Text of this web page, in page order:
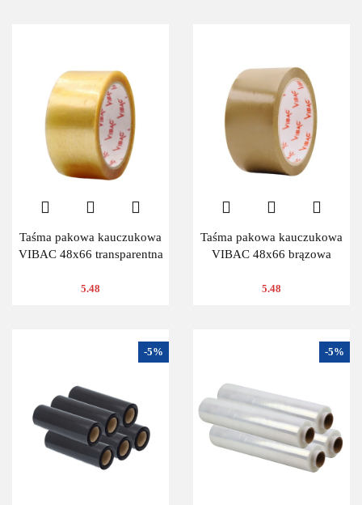
Taśma pakowa kauczukowa
VIBAC 48x66 transparentna
5.48
Taśma pakowa kauczukowa
VIBAC 48x66 brązowa
5.48
-5% -5%